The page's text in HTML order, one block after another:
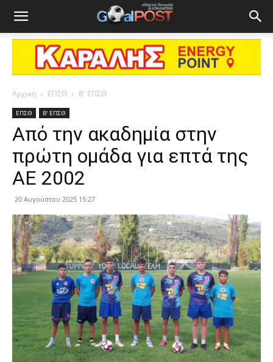
Αρχική ΕΠΣΘ Β' ΕΠΣΘ
ΕΠΣΘ Β' ΕΠΣΘ
Από την ακαδημία στην
πρώτη ομάδα για επτά της
ΑΕ 2002
20 Αυγούστου 2025 15:27